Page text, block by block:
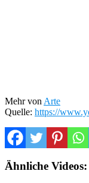
Mehr von Arte
Quelle: https://
Ähnliche Videos: